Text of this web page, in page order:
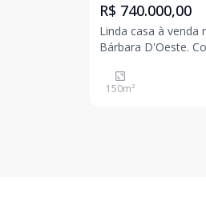
R$ 740.000,00
Linda casa à venda
Bárbara D'Oeste.
sendo 1 suíte, e 3
oferece 2 vagas
150m²